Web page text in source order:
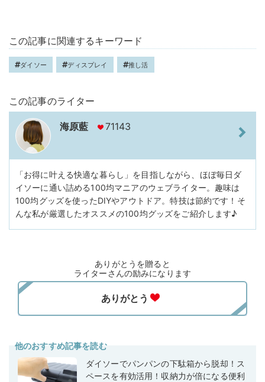
この記事に関連するキーワード
ダイソー ディスプレイ 推し活
この記事のライター
海原藍 71143
「お得に叶える快適な暮らし」を目指しながら、ほぼ毎日ダ
イソーに通い詰める100均マニアのウェブライター。趣味は
100均グッズを使ったDIYやアウトドア。特技は節約です！そ
んな私が厳選したオススメの100均グッズをご紹介します♪
ありがとうを贈ると
ライターさんの励みになります
他のおすすめ記事を読む
ダイソーでパンパンの下駄箱から脱却！ス
ペースを有効活用！収納力が倍になる便利